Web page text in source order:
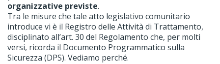
organizzative previste.
Tra le misure che tale atto legislativo comunitario
introduce vi è il Registro delle Attività di Trattamento,
disciplinato all’art. 30 del Regolamento che, per molti
versi, ricorda il Documento Programmatico sulla
Sicurezza (DPS). Vediamo perché.